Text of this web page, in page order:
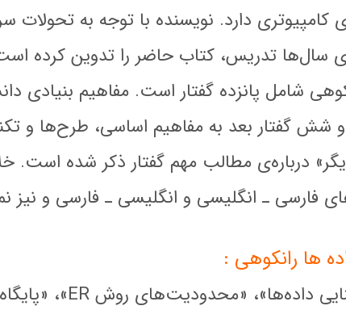
دارد. نویسنده با توجه به تحولات
سال‌ها تدریس، کتاب حاضر را تدوین کرده
شامل پانزده گفتار است. مفاهیم بنیادی
گفتار بعد به مفاهیم اساسی، طرح‌ها و
درباره‌ی مطالب مهم گفتار ذکر شده است.
فارسی ـ انگلیسی و انگلیسی ـ فارسی و نیز
ها رانکوهی :
داده‌ها»، «محدودیت‌های روشER»،